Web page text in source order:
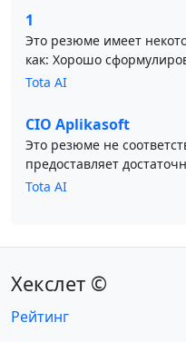
1
Это резюме имеет
как: Хорошо
Tota AI
CIO Aplikasoft
Это резюме не
предоставляет
Tota AI
Хекслет ©
Рейтинг